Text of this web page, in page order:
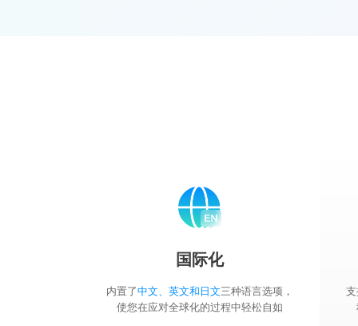
国际化
内置了中文、英文和日文三种语言选项，
使您在应对全球化的过程中轻松自如